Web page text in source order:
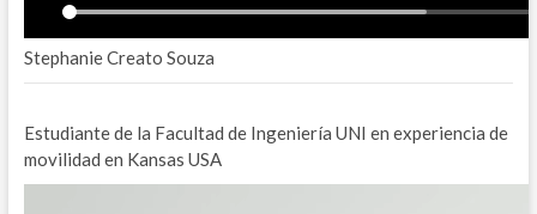
Stephanie Creato Souza
Estudiante de la Facultad de Ingeniería UNI en experiencia de
movilidad en Kansas USA